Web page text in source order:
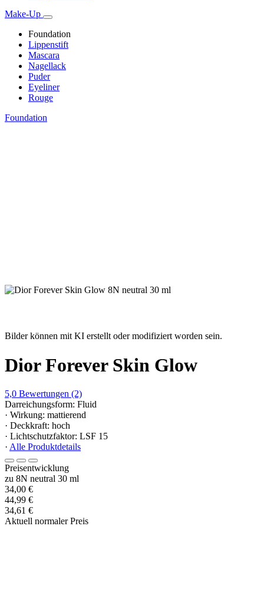
Make-Up
Foundation
Lippenstift
Mascara
Nagellack
Puder
Eyeliner
Rouge
Foundation
Bilder können mit KI erstellt oder modifiziert worden sein.
Dior Forever Skin Glow
5,0 Bewertungen (2)
Darreichungsform: Fluid
· Wirkung: mattierend
· Deckkraft: hoch
· Lichtschutzfaktor: LSF 15
· Alle Produktdetails
Preisentwicklung
zu 8N neutral 30 ml
34,00 €
44,99 €
34,61 €
Aktuell normaler Preis